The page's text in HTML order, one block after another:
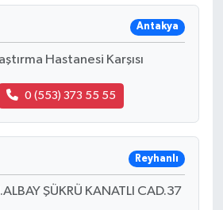
Antakya
Hastanesi Karşısı
0 (553) 373 55 55
Reyhanlı
ŞÜKRÜ KANATLI CAD.37